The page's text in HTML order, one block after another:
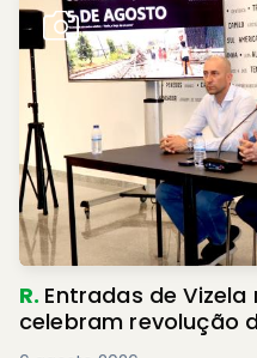
R. Entradas de
celebram revolução